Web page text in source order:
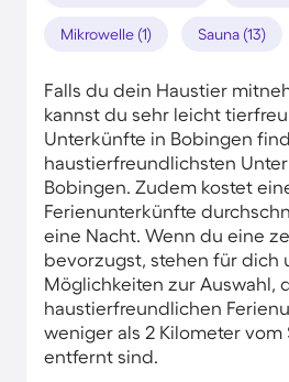
Mikrowelle (1) Sauna (13)
Falls du dein Haustier
kannst du sehr leicht
Unterkünfte in Bobingen
haustierfreundlichsten
Bobingen. Zudem kostet
Ferienunterkünfte
eine Nacht. Wenn du eine
bevorzugst, stehen für dich
Möglichkeiten zur Auswahl,
haustierfreundlichen
weniger als 2 Kilometer
entfernt sind.